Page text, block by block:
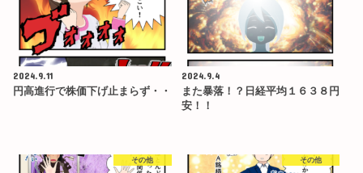
2024.9.11
円高進行で株価下げ止まらず・・
2024.9.4
また暴落！？日経平均１６３８円
安！！
その他 その他